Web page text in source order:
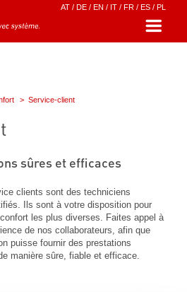
AT / DE / EN / IT / FR / ES / PL
Service-client
sûres et efficaces
clients sont des techniciens
Ils sont à votre disposition pour
les plus diverses. Faites appel à
de nos collaborateurs, afin que
puisse fournir des prestations
manière sûre, fiable et efficace.